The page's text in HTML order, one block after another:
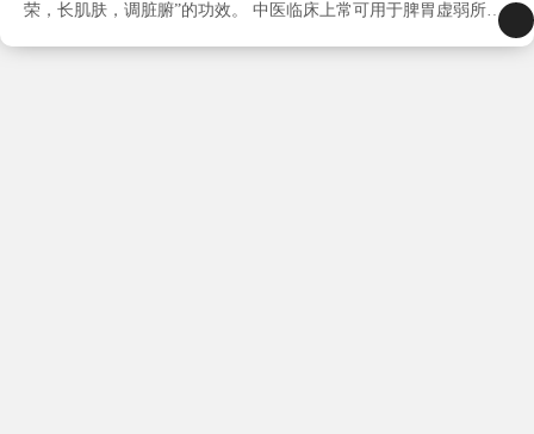
荣，长肌肤，调脏腑”的功效。 中医临床上常可用于脾胃虚弱所致
的